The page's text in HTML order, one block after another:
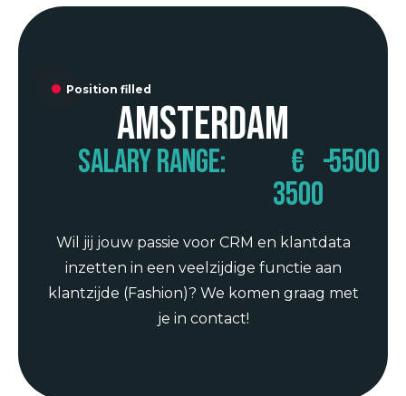
Position filled
Amsterdam
Salary range:
€
3500
-5500
Wil jij jouw passie voor CRM en klantdata
inzetten in een veelzijdige functie aan
klantzijde (Fashion)? We komen graag met
je in contact!